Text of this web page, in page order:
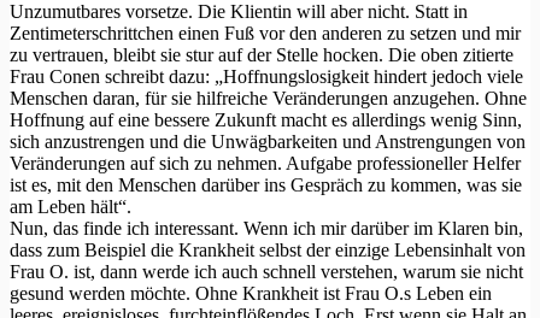
Unzumutbares vorsetze. Die Klientin will aber nicht. Statt in
Zentimeterschrittchen einen Fuß vor den anderen zu setzen und mir
zu vertrauen, bleibt sie stur auf der Stelle hocken. Die oben zitierte
Frau Conen schreibt dazu: „Hoffnungslosigkeit hindert jedoch viele
Menschen daran, für sie hilfreiche Veränderungen anzugehen. Ohne
Hoffnung auf eine bessere Zukunft macht es allerdings wenig Sinn,
sich anzustrengen und die Unwägbarkeiten und Anstrengungen von
Veränderungen auf sich zu nehmen. Aufgabe professioneller Helfer
ist es, mit den Menschen darüber ins Gespräch zu kommen, was sie
am Leben hält“.
Nun, das finde ich interessant. Wenn ich mir darüber im Klaren bin,
dass zum Beispiel die Krankheit selbst der einzige Lebensinhalt von
Frau O. ist, dann werde ich auch schnell verstehen, warum sie nicht
gesund werden möchte. Ohne Krankheit ist Frau O.s Leben ein